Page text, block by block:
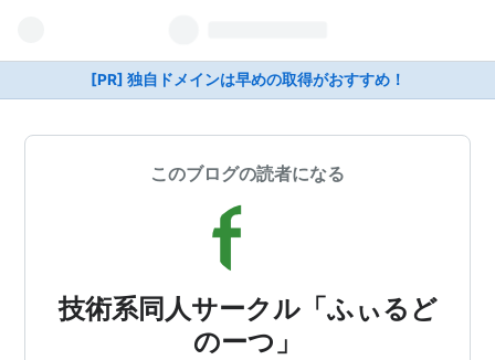
[PR] 独自ドメインは早めの取得がおすすめ！
このブログの読者になる
技術系同人サークル「ふぃるど
のーつ」